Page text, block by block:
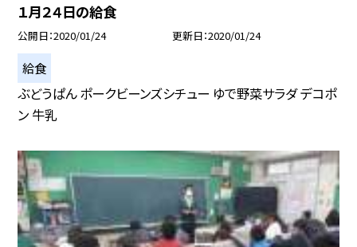
１月２４日の給食
公開日 2020/01/24 更新日 2020/01/24
給食
ぶどうぱん ポークビーンズシチュー ゆで野菜サラダ デコポ
ン 牛乳